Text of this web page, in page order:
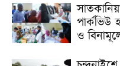
পার্কভিউ
ও